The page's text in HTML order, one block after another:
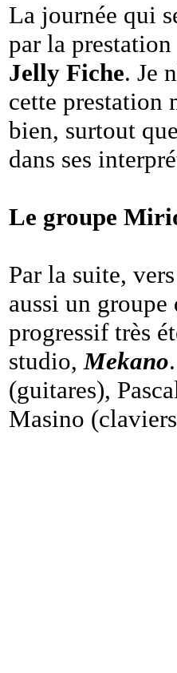
La journée qui
par la
Jelly Fiche. Je
cette prestation
bien, surtout
dans ses
Le groupe
Par la suite,
aussi un
progressif très
studio,Mekano
(guitares),
Masino